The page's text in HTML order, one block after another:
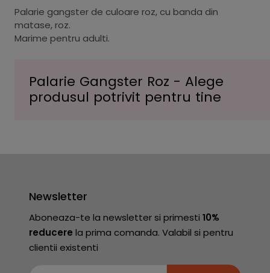
Palarie gangster de culoare roz, cu banda din
matase, roz.
Marime pentru adulti.
Palarie Gangster Roz - Alege
produsul potrivit pentru tine
Newsletter
Aboneaza-te la newsletter si primesti 10%
reducere la prima comanda. Valabil si pentru
clientii existenti